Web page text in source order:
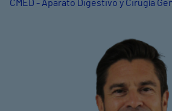
CMED - Aparato Digestivo y Cirugía